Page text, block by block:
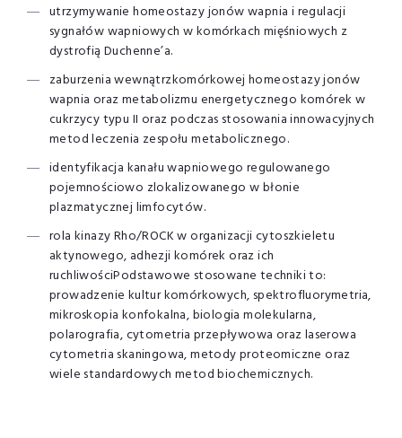
utrzymywanie homeostazy jonów wapnia i regulacji
sygnałów wapniowych w komórkach mięśniowych z
dystrofią Duchenne’a.
zaburzenia wewnątrzkomórkowej homeostazy jonów
wapnia oraz metabolizmu energetycznego komórek w
cukrzycy typu II oraz podczas stosowania innowacyjnych
metod leczenia zespołu metabolicznego.
identyfikacja kanału wapniowego regulowanego
pojemnościowo zlokalizowanego w błonie
plazmatycznej limfocytów.
rola kinazy Rho/ROCKw organizacji cytoszkieletu
aktynowego, adhezji komórek oraz ich
ruchliwościPodstawowe stosowane techniki to:
prowadzenie kultur komórkowych, spektrofluorymetria,
mikroskopia konfokalna, biologia molekularna,
polarografia, cytometria przepływowa oraz laserowa
cytometria skaningowa, metody proteomiczne oraz
wiele standardowych metod biochemicznych.